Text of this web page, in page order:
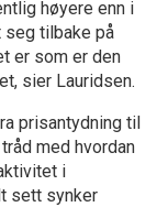
høyere enn i
seg tilbake på
er som er den
sier Lauridsen.
prisantydning til
med hvordan
i
sett synker